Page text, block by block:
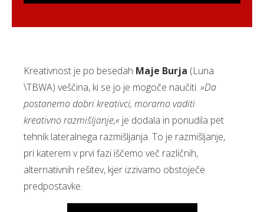
Kreativnost je po besedah Maje Burja (Luna
\TBWA) veščina, ki se jo je mogoče naučiti. »Da
postanemo dobri kreativci, moramo vaditi
kreativno razmišljanje,« je dodala in ponudila pet
tehnik lateralnega razmišljanja. To je razmišljanje,
pri katerem v prvi fazi iščemo več različnih,
alternativnih rešitev, kjer izzivamo obstoječe
predpostavke.